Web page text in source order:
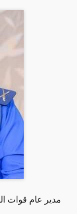
مدير عام قوات